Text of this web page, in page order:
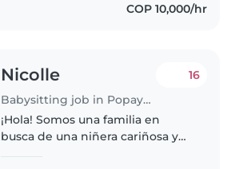
COP 10,000/hr
Nicolle
Babysitting job in Popayán
16
¡Hola! Somos una familia en
busca de una niñera cariñosa y